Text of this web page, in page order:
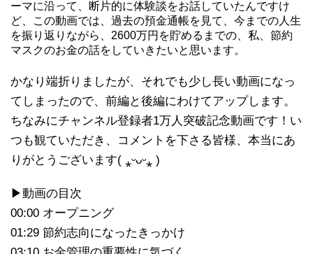
ーマに沿って、断片的に体験談をお話していたんですけ
ど、この動画では、過去の預金通帳を見て、今までの人生
を振り返りながら、2600万円を貯めるまでの、私、節約
マスクのお金の話をしていきたいと思います。
かなり端折りましたが、それでも少し長い動画になっ
てしまったので、前編と後編にわけてアップします。
ちなみにチャンネル登録者1万人突破記念動画です！い
つも観ていただき、コメントを下さる皆様、本当にあ
りがとうございます( ⁎ᵕᴗᵕ⁎ )
▶動画の目次
00:00 オープニング
01:29 節約志向になったきっかけ